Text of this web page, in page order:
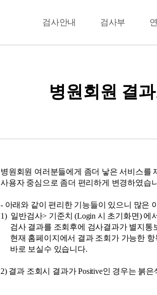
뉴
검사안내
결과확인 검사부
병원회원 결
병원회원 여러분들에게 좀더 낳은 서비스를
사용자 중심으로 좀더 편리하게 변경하였습
- 아래와 같이 편리한 기능들이 있으니 많은
1) 일반검사> 기준치 (Login 시 초기화면) 에
검사 결과를 조회후에 검사결과가 별지통
현재 홈페이지에서 결과 조회가 가능한 항
바로 보실수 있습니다.
2) 결과 조회시 결과가 Positive인 경우는 붉